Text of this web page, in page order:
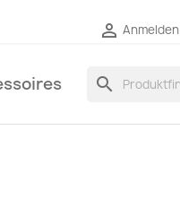
 Anmelden
search